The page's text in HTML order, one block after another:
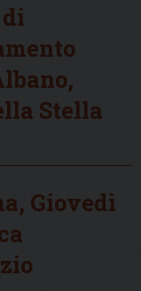
Stella
Giovedì